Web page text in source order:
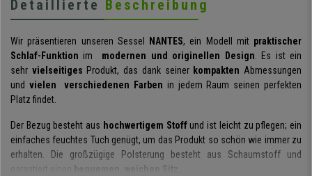
Detaillierte Beschreibung
Wir präsentieren unseren Sessel NANTES, ein Modell mit praktischer
Schlaf-Funktion im modernen und originellen Design. Es ist ein
sehr vielseitiges Produkt, das dank seiner kompakten Abmessungen
und vielen verschiedenen Farben in jedem Raum seinen perfekten
Platz findet.
Der Bezug besteht aus hochwertigem Stoffund ist leicht zu pflegen; ein
einfaches feuchtes Tuch genügt, um das Produkt so schön wie immer zu
erhalten. Die großzügige Polsterung besteht aus Schaumstoff und
garantiert einen bequemen, weichen Sitz